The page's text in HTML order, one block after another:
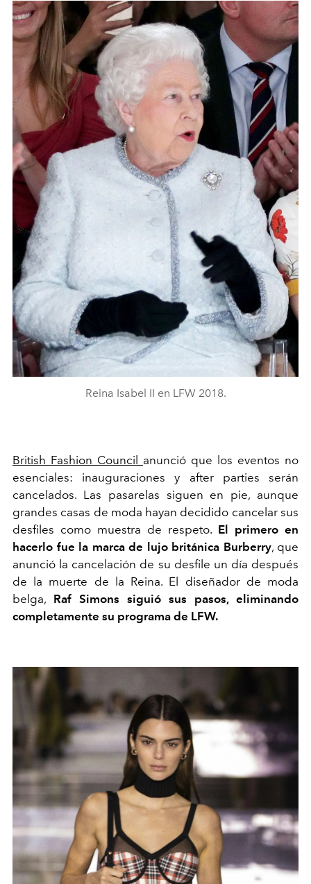
Reina Isabel II en LFW 2018.
British Fashion Council anunció que los eventos no
esenciales: inauguraciones y after parties serán
cancelados. Las pasarelas siguen en pie, aunque
grandes casas de moda hayan decidido cancelar sus
desfiles como muestra de respeto. El primero en
hacerlo fue la marca de lujo británica Burberry, que
anunció la cancelación de su desfile un día después
de la muerte de la Reina. El diseñador de moda
belga, Raf Simons siguió sus pasos, eliminando
completamente su programa de LFW.